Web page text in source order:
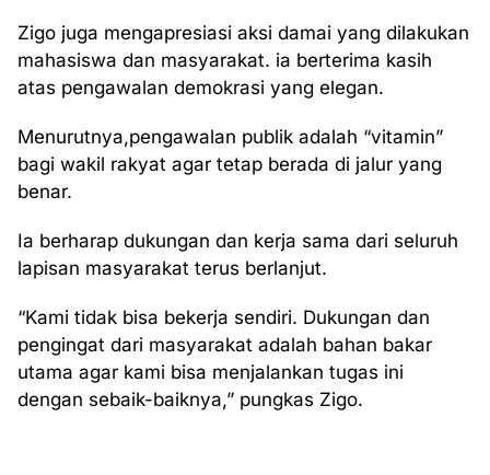
Zigo juga mengapresiasi aksi damai yang dilakukan
mahasiswa dan masyarakat. ia berterima kasih
atas pengawalan demokrasi yang elegan.
Menurutnya,pengawalan publik adalah “vitamin”
bagi wakil rakyat agar tetap berada di jalur yang
benar.
Ia berharap dukungan dan kerja sama dari seluruh
lapisan masyarakat terus berlanjut.
“Kami tidak bisa bekerja sendiri. Dukungan dan
pengingat dari masyarakat adalah bahan bakar
utama agar kami bisa menjalankan tugas ini
dengan sebaik-baiknya,” pungkas Zigo.